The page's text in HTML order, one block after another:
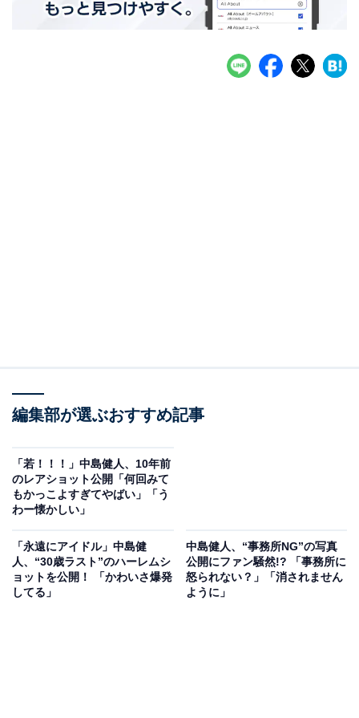
編集部が選ぶおすすめ記事
「若！！！」中島健人、10年前
のレアショット公開「何回みて
もかっこよすぎてやばい」「う
わー懐かしい」
「永遠にアイドル」中島健
人、“30歳ラスト”のハーレムシ
ョットを公開！ 「かわいさ爆発
してる」
中島健人、“事務所NG”の写真
公開にファン騒然!? 「事務所に
怒られない？」「消されません
ように」